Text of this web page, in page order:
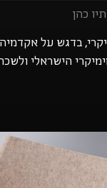
בדגש על
הישראלי